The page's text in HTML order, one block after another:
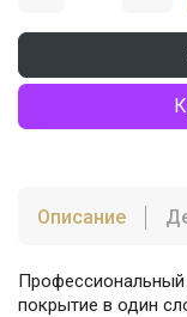
Описание
Профессиональный
покрытие в один